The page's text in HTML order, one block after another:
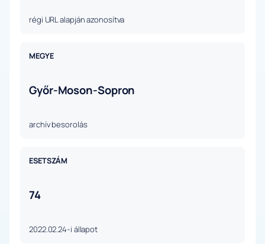
régi URL alapján azonosítva
MEGYE
Győr-Moson-Sopron
archív besorolás
ESETSZÁM
74
2022.02.24-i állapot